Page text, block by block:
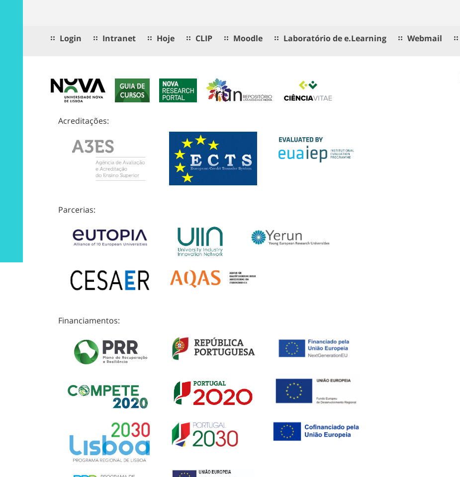
Login Intranet Hoje CLIP Moodle Laboratório de e.Learning Webmail
Acreditações:
Parcerias:
Financiamentos: